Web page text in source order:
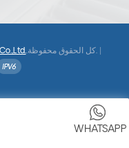
.كل الحقوق محفوظة. |
WHATSAPP